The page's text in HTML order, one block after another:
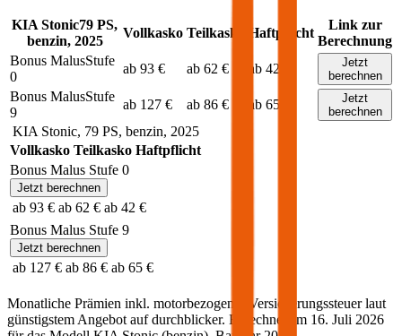
KIA Stonic79 PS,
benzin, 2025
Vollkasko Teilkasko Haftpflicht
Link zur
Berechnung
Bonus MalusStufe
0
ab 93 € ab 62 € ab 42 €
Jetzt
berechnen
Bonus MalusStufe
9
ab 127 € ab 86 € ab 65 €
Jetzt
berechnen
KIA Stonic, 79PS, benzin, 2025
Vollkasko Teilkasko Haftpflicht
Bonus Malus Stufe 0
Jetzt berechnen
ab 93 € ab 62 € ab 42 €
Bonus Malus Stufe 9
Jetzt berechnen
ab 127 € ab 86 € ab 65 €
Monatliche Prämien inkl. motorbezogener Versicherungssteuer laut
günstigstem Angebot auf durchblicker. Berechnet am 16. Juli 2026